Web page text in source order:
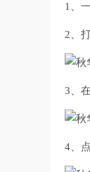
1、
2、
3、
4、